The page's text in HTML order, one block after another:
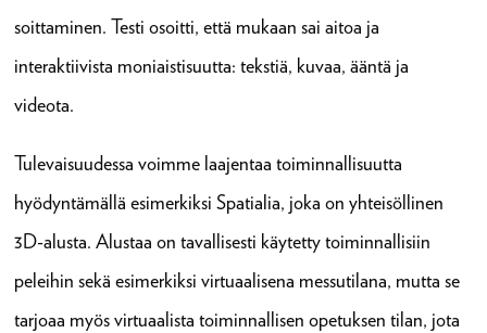
soittaminen. Testi osoitti, että mukaan sai aitoa ja
interaktiivista moniaistisuutta: tekstiä, kuvaa, ääntä ja
videota.
Tulevaisuudessa voimme laajentaa toiminnallisuutta
hyödyntämällä esimerkiksi Spatialia, joka on yhteisöllinen
3D-alusta. Alustaa on tavallisesti käytetty toiminnallisiin
peleihin sekä esimerkiksi virtuaalisena messutilana, mutta se
tarjoaa myös virtuaalista toiminnallisen opetuksen tilan, jota